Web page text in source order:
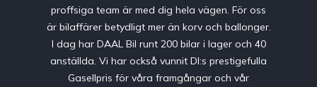
proffsiga team är med dig hela vägen. För oss
är bilaffärer betydligt mer än korv och ballonger.
I dag har DAAL Bil runt 200 bilar i lager och 40
anställda. Vi har också vunnit DI:s prestigefulla
Gasellpris för våra framgångar och vår